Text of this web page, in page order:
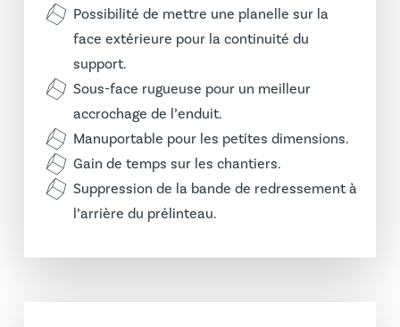
Possibilité de mettre une planelle sur la
face extérieure pour la continuité du
support.
Sous-face rugueuse pour un meilleur
accrochage de l’enduit.
Manuportable pour les petites dimensions.
Gain de temps sur les chantiers.
Suppression de la bande de redressement à
l’arrière du prélinteau.